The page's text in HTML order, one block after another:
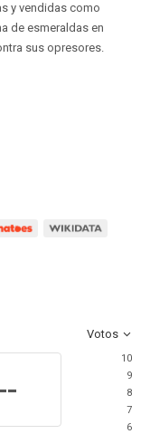
y vendidas como
de esmeraldas en
sus opresores.
Votos
10
9
8
7
6